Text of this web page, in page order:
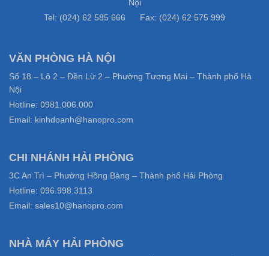
Nội
Tel: (024) 62 585 666 Fax: (024) 62 575 999
VĂN PHÒNG HÀ NỘI
Số 18 – Lô 2 – Đền Lừ 2 – Phường Tương Mai – Thành phố Hà
Nội
Hotline: 0981.006.000
Email: kinhdoanh@hanopro.com
CHI NHÁNH HẢI PHÒNG
3C An Trì – Phường Hồng Bàng – Thành phố Hải Phòng
Hotline: 096.998.3113
Email: sales10@hanopro.com
NHÀ MÁY HẢI PHÒNG